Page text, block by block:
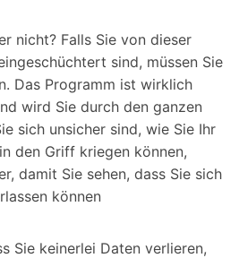
nicht? Falls Sie von dieser
sind, müssen Sie
Das Programm ist wirklich
wird Sie durch den ganzen
sich unsicher sind, wie Sie Ihr
den Griff kriegen können,
damit Sie sehen, dass Sie sich
können
Sie keinerlei Daten verlieren,